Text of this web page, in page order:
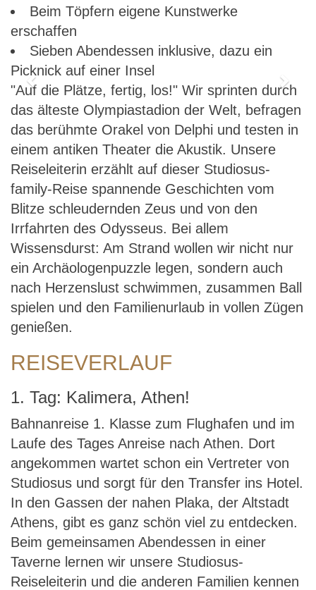
Beim Töpfern eigene Kunstwerke
erschaffen
Sieben Abendessen inklusive, dazu ein
Picknick auf einer Insel
Previous
Next
"Auf die Plätze, fertig, los!" Wir sprinten durch
das älteste Olympiastadion der Welt, befragen
das berühmte Orakel von Delphi und testen in
einem antiken Theater die Akustik. Unsere
Reiseleiterin erzählt auf dieser Studiosus-
family-Reise spannende Geschichten vom
Blitze schleudernden Zeus und von den
Irrfahrten des Odysseus. Bei allem
Wissensdurst: Am Strand wollen wir nicht nur
ein Archäologenpuzzle legen, sondern auch
nach Herzenslust schwimmen, zusammen Ball
spielen und den Familienurlaub in vollen Zügen
genießen.
REISEVERLAUF
1. Tag: Kalimera, Athen!
Bahnanreise 1. Klasse zum Flughafen und im
Laufe des Tages Anreise nach Athen. Dort
angekommen wartet schon ein Vertreter von
Studiosus und sorgt für den Transfer ins Hotel.
In den Gassen der nahen Plaka, der Altstadt
Athens, gibt es ganz schön viel zu entdecken.
Beim gemeinsamen Abendessen in einer
Taverne lernen wir unsere Studiosus-
Reiseleiterin und die anderen Familien kennen